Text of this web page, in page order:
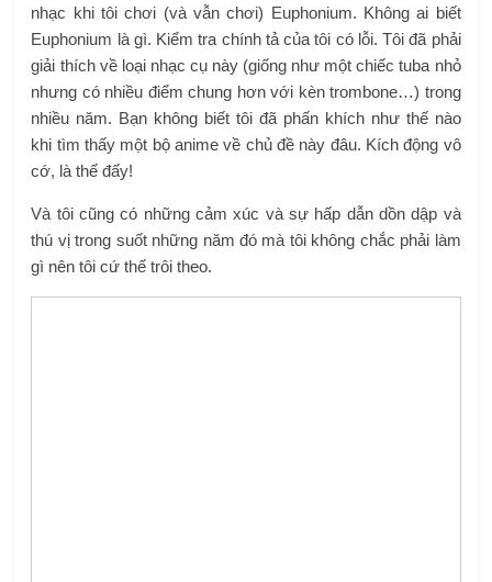
nhạc khi tôi chơi (và vẫn chơi) Euphonium. Không ai biết
Euphonium là gì. Kiểm tra chính tả của tôi có lỗi. Tôi đã phải
giải thích về loại nhạc cụ này (giống như một chiếc tuba nhỏ
nhưng có nhiều điểm chung hơn với kèn trombone…) trong
nhiều năm. Bạn không biết tôi đã phấn khích như thế nào
khi tìm thấy một bộ anime về chủ đề này đâu. Kích động vô
cớ, là thế đấy!
Và tôi cũng có những cảm xúc và sự hấp dẫn dồn dập và
thú vị trong suốt những năm đó mà tôi không chắc phải làm
gì nên tôi cứ thế trôi theo.